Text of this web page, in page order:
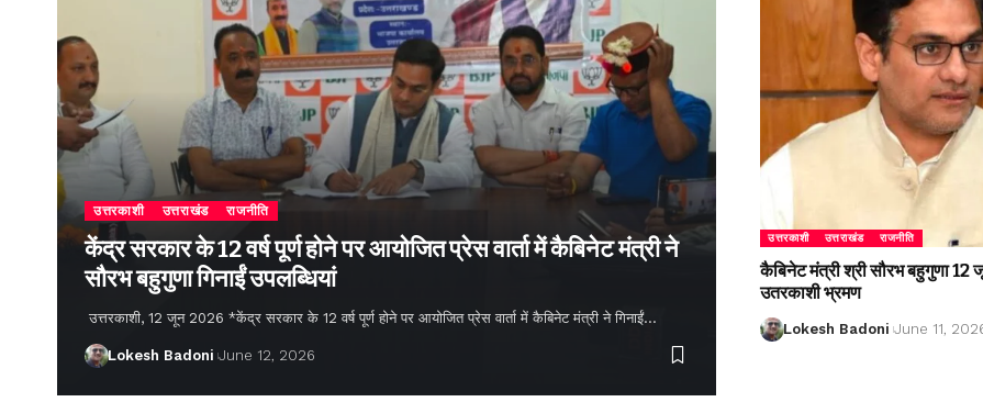
उत्तरकाशी उत्तराखंड राजनीति
केंद्र सरकार के 12 वर्ष पूर्ण होने पर आयोजित प्रेस वार्ता में कैबिनेट मंत्री ने
सौरभ बहुगुणा गिनाईं उपलब्धियां
उत्तरकाशी, 12 जून 2026 *केंद्र सरकार के 12 वर्ष पूर्ण होने पर आयोजित प्रेस वार्ता में कैबिनेट मंत्री ने गिनाईं…
Lokesh Badoni June 12, 2026
उत्तरकाशी उत्तराखंड राजनीति
कैबिनेट मंत्री श्री सौरभ बहुगुणा
उतरकाशी भ्रमण
Lokesh Badoni June 11,